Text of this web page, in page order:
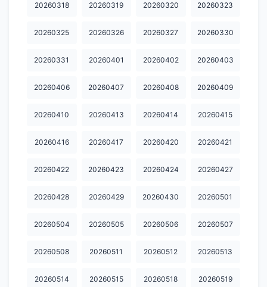
20260318 20260319 20260320 20260323
20260325 20260326 20260327 20260330
20260331 20260401 20260402 20260403
20260406 20260407 20260408 20260409
20260410 20260413 20260414 20260415
20260416 20260417 20260420 20260421
20260422 20260423 20260424 20260427
20260428 20260429 20260430 20260501
20260504 20260505 20260506 20260507
20260508 20260511 20260512 20260513
20260514 20260515 20260518 20260519